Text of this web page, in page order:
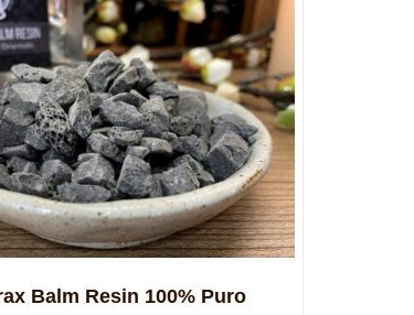
Balm Resin 100% Puro